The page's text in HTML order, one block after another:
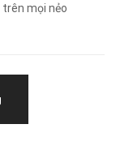
mọi nẻo